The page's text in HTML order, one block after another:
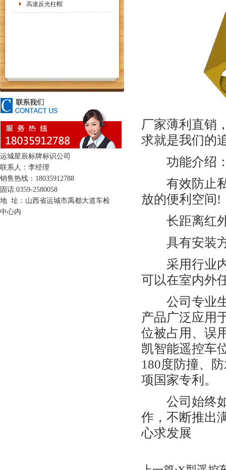
高速反光柱帽
运城星辰标牌标识公司
联系人：李经理
销售热线：18035912788
固话:0359-2580058
地 址：山西省运城市禹都大道车检
中心内
厂家薄利直销
求就是我们的
功能介绍
有效防止私
放的便利空间!
长距离红外
具有安装方
采用行业内
可以在室内外
公司专业生
产品广泛应用
位被占用、误
凯智能遥控车
180度防撞、
项国家专利。
公司始终如
作，不断推出
心求发展